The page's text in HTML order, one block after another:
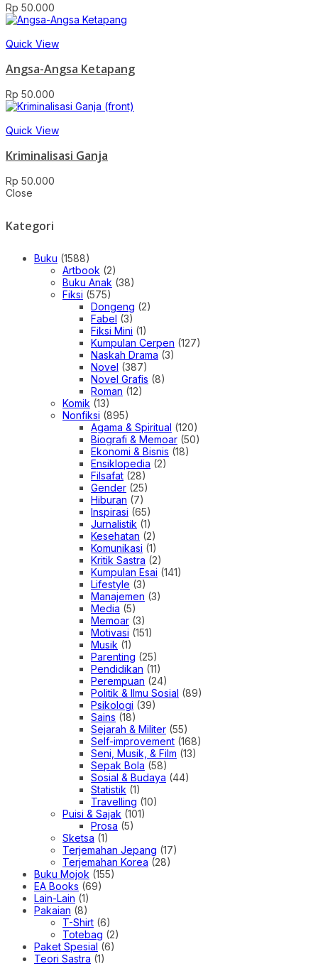
Rp 50.000
Quick View
Angsa-Angsa Ketapang
Rp 50.000
Quick View
Kriminalisasi Ganja
Rp 50.000
Close
Kategori
Buku (1588)
Artbook (2)
Buku Anak (38)
Fiksi (575)
Dongeng (2)
Fabel (3)
Fiksi Mini (1)
Kumpulan Cerpen (127)
Naskah Drama (3)
Novel (387)
Novel Grafis (8)
Roman (12)
Komik (13)
Nonfiksi (895)
Agama & Spiritual (120)
Biografi & Memoar (50)
Ekonomi & Bisnis (18)
Ensiklopedia (2)
Filsafat (28)
Gender (25)
Hiburan (7)
Inspirasi (65)
Jurnalistik (1)
Kesehatan (2)
Komunikasi (1)
Kritik Sastra (2)
Kumpulan Esai (141)
Lifestyle (3)
Manajemen (3)
Media (5)
Memoar (3)
Motivasi (151)
Musik (1)
Parenting (25)
Pendidikan (11)
Perempuan (24)
Politik & Ilmu Sosial (89)
Psikologi (39)
Sains (18)
Sejarah & Militer (55)
Self-improvement (168)
Seni, Musik, & Film (13)
Sepak Bola (58)
Sosial & Budaya (44)
Statistik (1)
Travelling (10)
Puisi & Sajak (101)
Prosa (5)
Sketsa (1)
Terjemahan Jepang (17)
Terjemahan Korea (28)
Buku Mojok (155)
EA Books (69)
Lain-Lain (1)
Pakaian (8)
T-Shirt (6)
Totebag (2)
Paket Spesial (6)
Teori Sastra (1)